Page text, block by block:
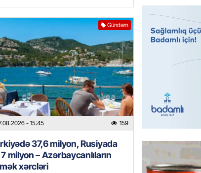
Gündəm
- 15:45 159
37,6 milyon, Rusiyada
milyon – Azərbaycanlıların
xərcləri
ÖZƏL
İki futbolçu
ETDİ:Bu ölkəni
Azərbaycanda
olacaq
07.08.2026- 14:30
Birbank Biznes-
kreditinə 5%-